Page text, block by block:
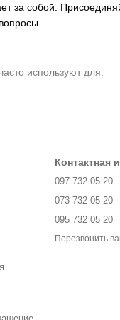
за собой.
используют для:
его также
Это
Если вам
Контактная
097 732 05 20
073 732 05 20
095 732 05 20
Перезвонить